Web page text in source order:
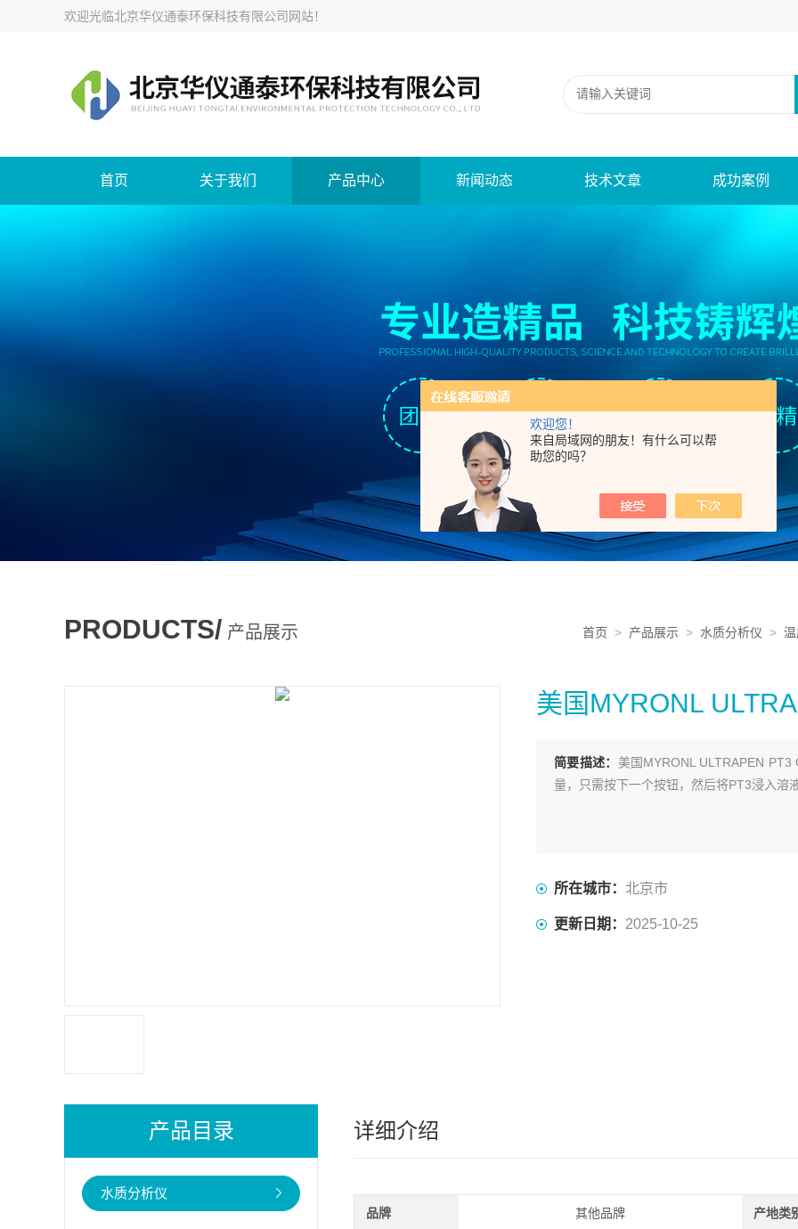
欢迎您！
来自局域网的朋友！有什么可以帮
助您的吗？
欢迎光临北京华仪通泰环保科技有限公司网站！
首页 关于我们 产品中心 新闻动态 技术文章 成功案例
PRODUCTS/ 产品展示 首页 > 产品展示 > 水质分析仪 >
美国MYRONL
简要描述： 美国MYRONL ULTRAPEN
量，只需按下一个按钮，然后将PT3浸入溶
所在城市： 北京市
更新日期： 2025-10-25
产品目录
水质分析仪
详细介绍
品牌 其他品牌 产地类